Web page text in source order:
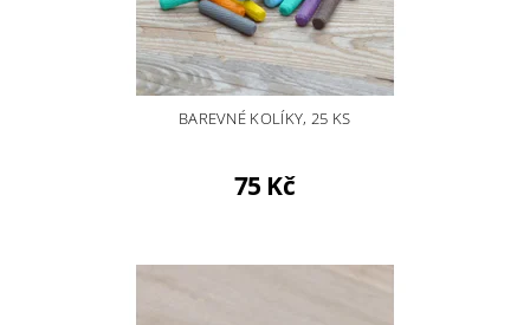
BAREVNÉ KOLÍKY, 25 KS
75 Kč